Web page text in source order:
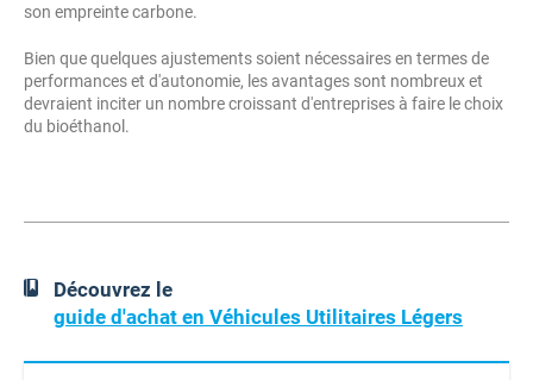
son empreinte carbone.
Bien que quelques ajustements soient nécessaires en termes de
performances et d'autonomie, les avantages sont nombreux et
devraient inciter un nombre croissant d'entreprises à faire le choix
du bioéthanol.
Découvrez le
guide d'achat en Véhicules Utilitaires Légers